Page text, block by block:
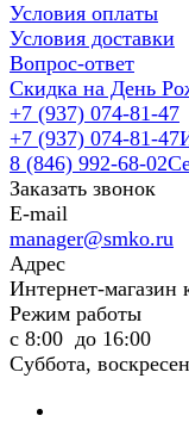
Условия оплаты
Условия доставки
Вопрос-ответ
Скидка на День
+7 (937) 074-81-47
+7 (937) 074-81-47
8 (846) 992-68-02
Заказать звонок
E-mail
manager@smko.ru
Адрес
Интернет-магазин
Режим работы
с 8:00 до 16:00
Суббота,